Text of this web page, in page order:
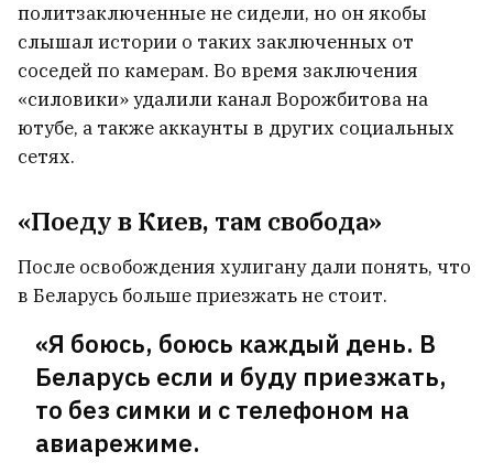
политзаключенные не сидели, но он якобы
слышал истории о таких заключенных от
соседей по камерам. Во время заключения
«силовики» удалили канал Ворожбитова на
ютубе, а также аккаунты в других социальных
сетях.
«Поеду в Киев, там свобода»
После освобождения хулигану дали понять, что
в Беларусь больше приезжать не стоит.
«Я боюсь, боюсь каждый день. В
Беларусь если и буду приезжать,
то без симки и с телефоном на
авиарежиме.